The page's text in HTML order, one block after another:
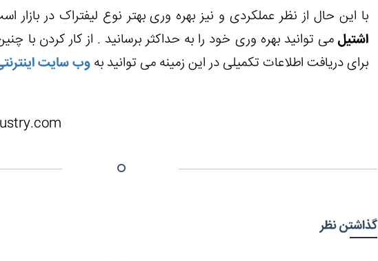
با این حال از نظر عملکردی و نیز بهره وری بهتر نوع لیفتراک در بازار
اشتیلمی توانید بهره وری خود را به حداکثر برسانید . از کار کردن با
برای دریافت اطلاعات تکمیلی در این زمینه می توانید بهوب سایت
گذاشتن نظر